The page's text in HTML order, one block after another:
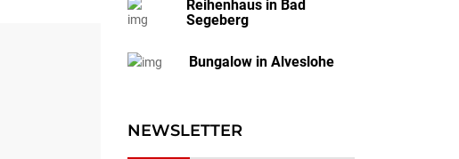
Reihenhaus in Bad
Segeberg
Bungalow in Alveslohe
NEWSLETTER